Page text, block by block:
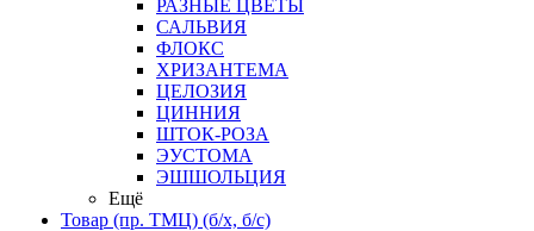
РАЗНЫЕ ЦВЕТЫ
САЛЬВИЯ
ФЛОКС
ХРИЗАНТЕМА
ЦЕЛОЗИЯ
ЦИННИЯ
ШТОК-РОЗА
ЭУСТОМА
ЭШШОЛЬЦИЯ
Ещё
Товар (пр. ТМЦ) (б/х, б/с)